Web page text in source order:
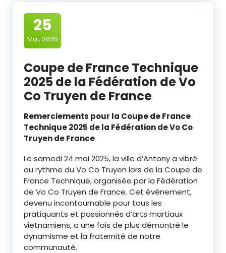
25
Mai, 2025
Coupe de France Technique
2025 de la Fédération de Vo
Co Truyen de France
Remerciements pour la Coupe de France
Technique 2025 de la Fédération de Vo Co
Truyen de France
Le samedi 24 mai 2025, la ville d’Antony a vibré
au rythme du Vo Co Truyen lors de la Coupe de
France Technique, organisée par la Fédération
de Vo Co Truyen de France. Cet événement,
devenu incontournable pour tous les
pratiquants et passionnés d’arts martiaux
vietnamiens, a une fois de plus démontré le
dynamisme et la fraternité de notre
communauté.